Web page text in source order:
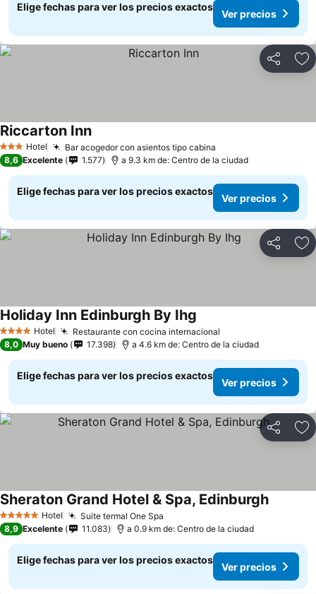
Elige fechas para ver los precios exactos
Ver precios
Compartir
3 Estrellas
Hotel Bar acogedor con asientos tipo cabina
Riccarton Inn
8,6 Excelente 1.577 a 9.3 km de: Centro de la ciudad
Elige fechas para ver los precios exactos
Ver precios
Compartir
4 EstrellasHotel Restaurante con cocina internacional
Holiday Inn Edinburgh By Ihg
8,0 Muy bueno 17.398 a 4.6 km de: Centro de la ciudad
Elige fechas para ver los precios exactos
Ver precios
Compartir
5 Estrellas Hotel Suite termal One Spa
Sheraton Grand Hotel & Spa, Edinburgh
8,9 Excelente 11.083 a 0.9 km de: Centro de la ciudad
Elige fechas para ver los precios exactos
Ver precios